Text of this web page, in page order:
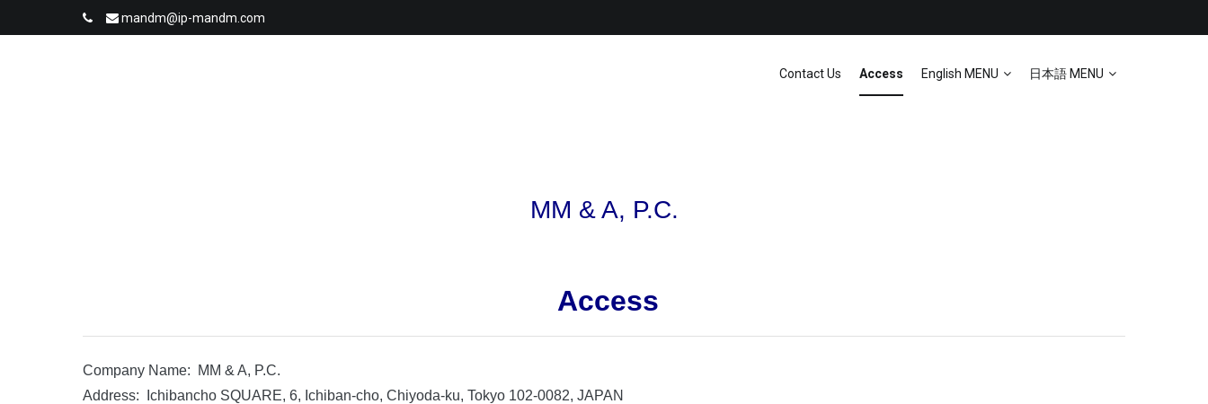
mandm@ip-mandm.com
Contact Us Access English MENU 日本語 MENU
MM & A, P.C.
Access
Company Name: MM & A, P.C.
Address: Ichibancho SQUARE, 6, Ichiban-cho, Chiyoda-ku, Tokyo 102-0082, JAPAN